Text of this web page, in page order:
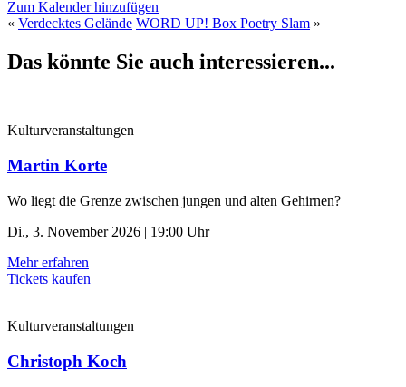
Zum Kalender hinzufügen
« Verdecktes Gelände WORD UP! Box Poetry Slam »
Das könnte Sie auch interessieren...
Kulturveranstaltungen
Martin Korte
Wo liegt die Grenze zwischen jungen und alten Gehirnen?
Di., 3. November 2026 | 19:00 Uhr
Mehr erfahren
Tickets kaufen
Kulturveranstaltungen
Christoph Koch